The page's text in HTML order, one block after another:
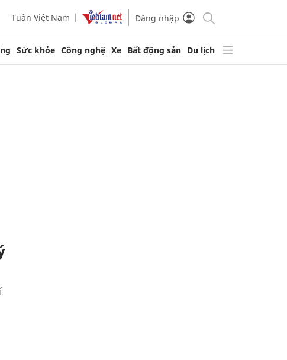
Tuần Việt Nam Đăng nhập
Sức khỏe Công nghệ Xe Bất động sản Du lịch